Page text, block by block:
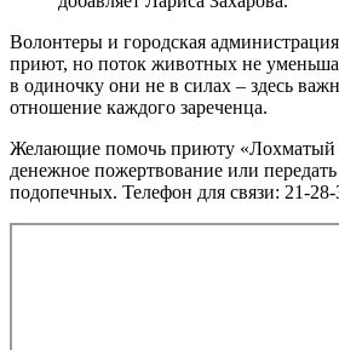
Волонтеры и городская
приют, но поток животных не
в одиночку они не в силах – здесь
отношение каждого зареченца.
Желающие помочь приюту «Лохматый
денежное пожертвование или
подопечных. Телефон для связи: 21-28-